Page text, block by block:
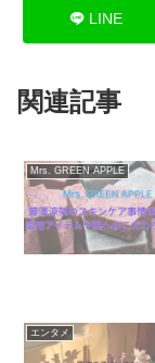
LINE
関連記事
Mrs. GREEN APPLE
エンタメ